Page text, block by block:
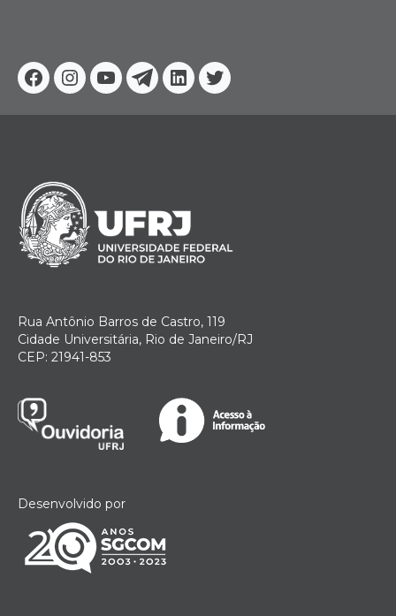
Facebook
Instagram
YoutubeTelegram
Linkedin
Twitter
Rua Antônio Barros de Castro, 119
Cidade Universitária, Rio de Janeiro/RJ
CEP: 21941-853
Desenvolvido por